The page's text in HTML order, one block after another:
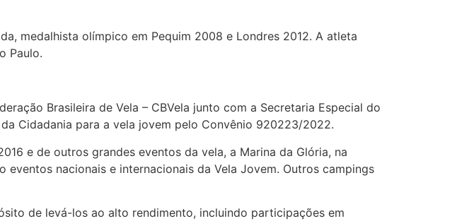
medalhista olímpico em Pequim 2008 e Londres 2012. A atleta
Paulo.
Brasileira de Vela – CBVela junto com a Secretaria Especial do
Cidadania para a vela jovem pelo Convênio 920223/2022.
e de outros grandes eventos da vela, a Marina da Glória, na
nacionais e internacionais da Vela Jovem. Outros campings
de levá-los ao alto rendimento, incluindo participações em